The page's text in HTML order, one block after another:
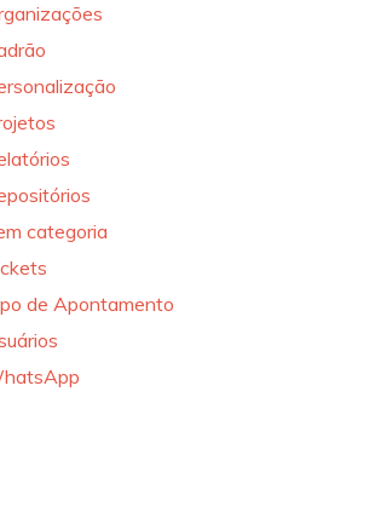
categoria
de Apontamento